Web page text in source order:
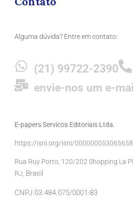
Alguma dúvida? Entre em contato:
(21) 99722-2390
envie-nos um e-mail
E-papers Servicos Editoriais Ltda.
https://isni.org/isni/
Rua Ruy Porto, 120/202 Shopping La
RJ, Brasil
CNPJ 03.484.075/0001-83